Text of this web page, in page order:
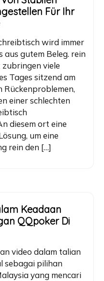
Für Ihr
wird immer
aus gutem Beleg. rein
viele
Tages sitzend am
Rückenproblemen,
einer schlechten
diesem ort eine
um eine
rein den […]
Keadaan
QQpoker Di
video dalam talian
sebagai pilihan
yang mencari